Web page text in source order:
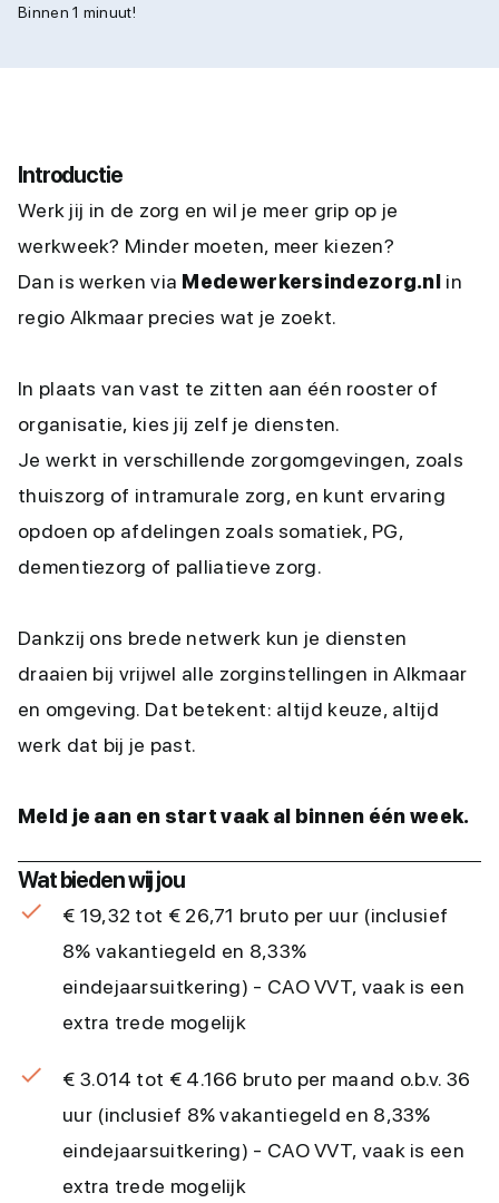
Binnen 1 minuut!
Introductie
Werk jij in de zorg en wil je meer grip op je
werkweek? Minder moeten, meer kiezen?
Dan is werken via Medewerkersindezorg.nl in
regio Alkmaar precies wat je zoekt.
In plaats van vast te zitten aan één rooster of
organisatie, kies jij zelf je diensten.
Je werkt in verschillende zorgomgevingen, zoals
thuiszorg of intramurale zorg, en kunt ervaring
opdoen op afdelingen zoals somatiek, PG,
dementiezorg of palliatieve zorg.
Dankzij ons brede netwerk kun je diensten
draaien bij vrijwel alle zorginstellingen in Alkmaar
en omgeving. Dat betekent: altijd keuze, altijd
werk dat bij je past.
Meld je aan en start vaak al binnen één week.
Wat bieden wij jou
€ 19,32 tot € 26,71 bruto per uur (inclusief
8% vakantiegeld en 8,33%
eindejaarsuitkering) - CAO VVT, vaak is een
extra trede mogelijk
€ 3.014 tot € 4.166 bruto per maand o.b.v. 36
uur (inclusief 8% vakantiegeld en 8,33%
eindejaarsuitkering) - CAO VVT, vaak is een
extra trede mogelijk